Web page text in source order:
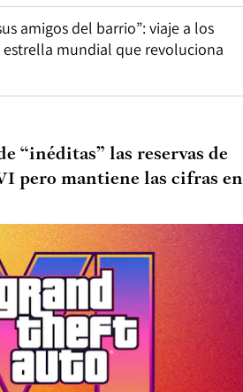
amigos del barrio”: viaje a los
estrella mundial que revoluciona
“inéditas” las reservas de
pero mantiene las cifras en